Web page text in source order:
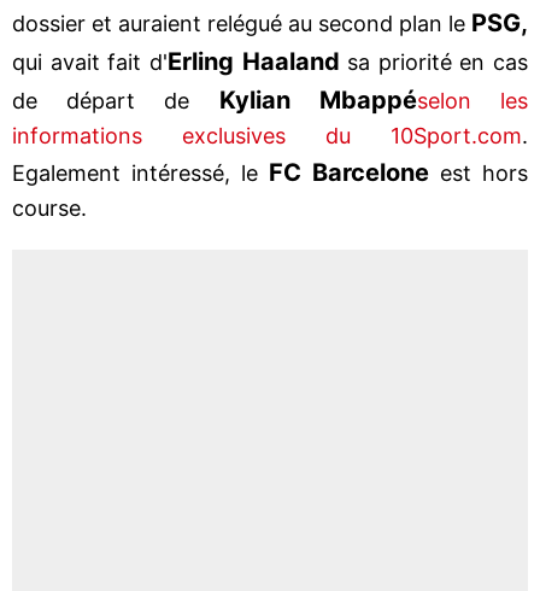
dossier et auraient relégué au second plan le PSG,
qui avait fait d'Erling Haaland sa priorité en cas
de départ de Kylian Mbappéselon les
informations exclusives du 10Sport.com.
Egalement intéressé, le FC Barcelone est hors
course.